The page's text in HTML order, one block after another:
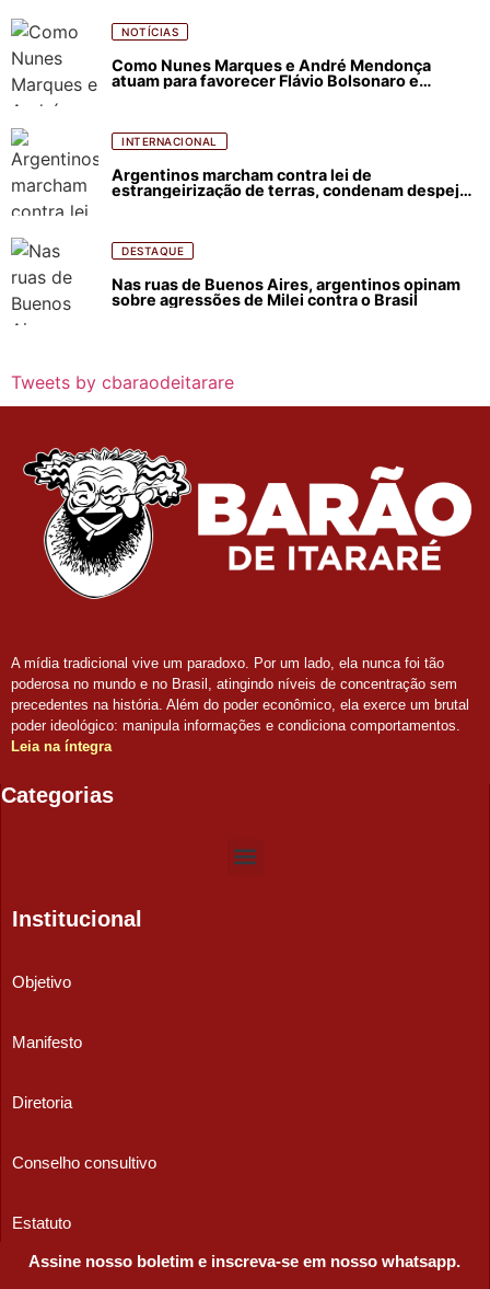
NOTÍCIAS
Como Nunes Marques e André Mendonça
atuam para favorecer Flávio Bolsonaro e
INTERNACIONAL
Argentinos marcham contra lei de
estrangeirização de terras, condenam despejos
DESTAQUE
Nas ruas de Buenos Aires, argentinos opinam
sobre agressões de Milei contra o Brasil
Tweets by cbaraodeitarare
A mídia tradicional vive um paradoxo. Por um lado, ela nunca foi tão
poderosa no mundo e no Brasil, atingindo níveis de concentração sem
precedentes na história. Além do poder econômico, ela exerce um brutal
poder ideológico: manipula informações e condiciona comportamentos.
Leia na íntegra
Categorias
Institucional
Objetivo
Manifesto
Diretoria
Conselho consultivo
Estatuto
Assine nosso boletim e inscreva-se em nosso whatsapp.